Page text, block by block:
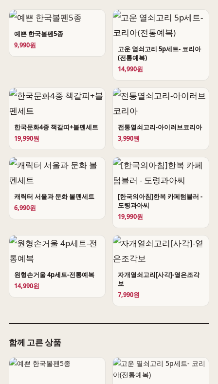
예쁜 한국볼펜5종
9,990원
고운 열쇠고리 5p세트- 코리아
(전통예복)
14,990원
한국문화4종 책갈피+볼펜세트
19,990원
전통열쇠고리-아이러브코리아
3,990원
캐릭터 서울과 문화 볼펜세트
6,990원
[한국의아침]한복 카페텀블러 -
도령과아씨
19,990원
원형손거울 4p세트-전통예복
14,990원
자개열쇠고리[사각]-옅은조각
보
7,990원
함께 고른 상품